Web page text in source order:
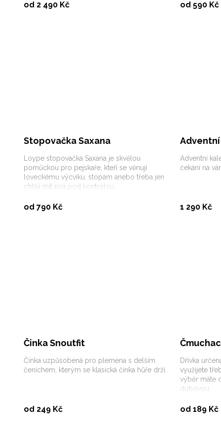
od 2 490 Kč od 590 Kč
Stopovačka Saxana
Loype stopovačka Saxana je skvělou
pomůckou pro pejskaře, kteří se věnují
loveckému výcviku, stopám anebo třeba jen
chtějí mít psa pod kontrolou.
od 790 Kč
Adventní
čekání na
1 290 Kč
Činka Snoutfit
Činka uzpůsobená pro plemena s delším
čenichem, kterým se klasická činka hůře drží.
od 249 Kč
Dřívka
využijete
výběr máte
dubovou.
od 189 Kč